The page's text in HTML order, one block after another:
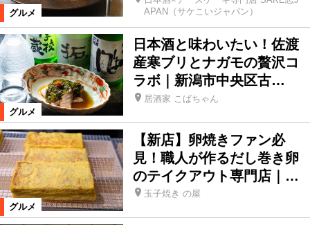
グルメ
APAN（サケこいジャパン）
グルメ
日本酒と味わいたい！佐渡
産寒ブリとナガモの贅沢コ
ラボ｜新潟市中央区古…
居酒家 こばちゃん
グルメ
【新店】卵焼きファン必
見！職人が作るだし巻き卵
のテイクアウト専門店｜…
玉子焼き の屋